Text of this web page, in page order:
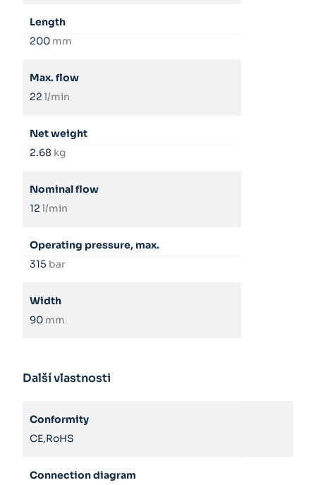
Length
200 mm
Max. flow
22 l/min
Net weight
2.68 kg
Nominal flow
12 l/min
Operating pressure, max.
315 bar
Width
90 mm
Další vlastnosti
Conformity
CE,RoHS
Connection diagram